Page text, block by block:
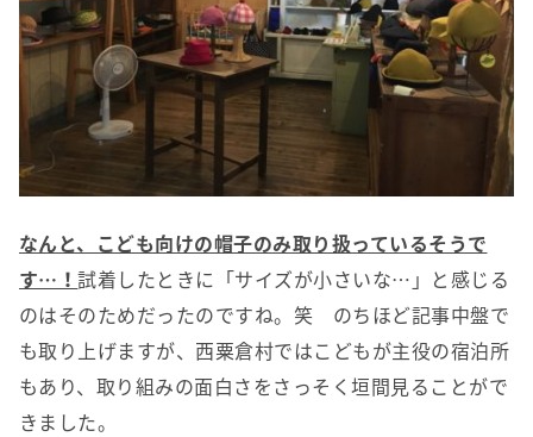
なんと、こども向けの帽子のみ取り扱っているそうで
す…！試着したときに「サイズが小さいな…」と感じる
のはそのためだったのですね。笑 のちほど記事中盤で
も取り上げますが、西粟倉村ではこどもが主役の宿泊所
もあり、取り組みの面白さをさっそく垣間見ることがで
きました。